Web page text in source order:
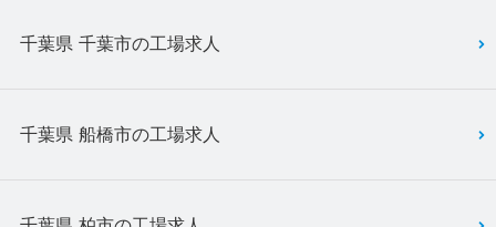
千葉県 千葉市の工場求人
千葉県 船橋市の工場求人